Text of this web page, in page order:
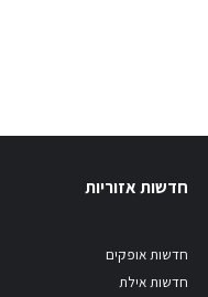
חדשות אזוריות
חדשות אופקים
חדשות אילת